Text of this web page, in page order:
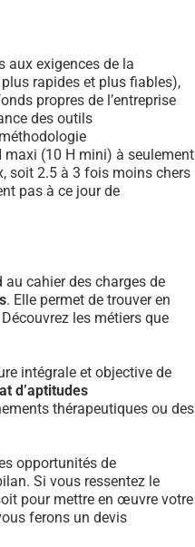
aux exigences de la
rapides et plus fiables),
propres de l’entreprise
des outils
maxi (10 H mini) à seulement
soit 2.5 à 3 fois moins chers
pas à ce jour de
au cahier des charges de
. Elle permet de trouver en
les métiers que
intégrale et objective de
d’aptitudes
thérapeutiques ou des
opportunités de
Si vous ressentez le
pour mettre en œuvre votre
ferons un devis